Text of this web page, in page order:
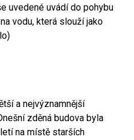
uvedené uvádí do pohybu
vodu, která slouží jako
a nejvýznamnější
zděná budova byla
na místě starších